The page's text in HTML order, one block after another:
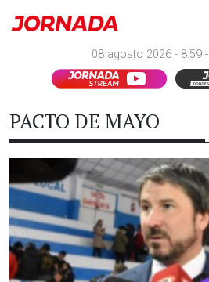
08 agosto 2026 - 8:59 -
PACTO DE MAYO